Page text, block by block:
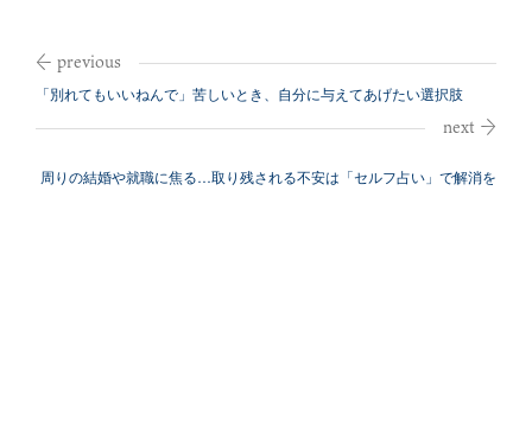
「別れてもいいねんで」苦しいとき、自分に与えてあげたい選択肢
周りの結婚や就職に焦る…取り残される不安は「セルフ占い」で解消を